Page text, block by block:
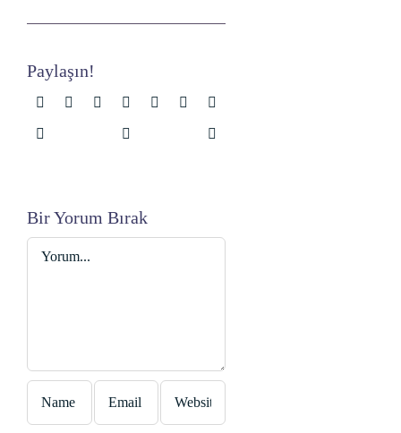
Paylaşın!
Bir Yorum Bırak
Yorum